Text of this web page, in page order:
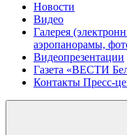
Новости
Видео
Галерея
аэропанорамы,
Видеопрезентации
Газета «ВЕСТИ
Контакты Пресс-